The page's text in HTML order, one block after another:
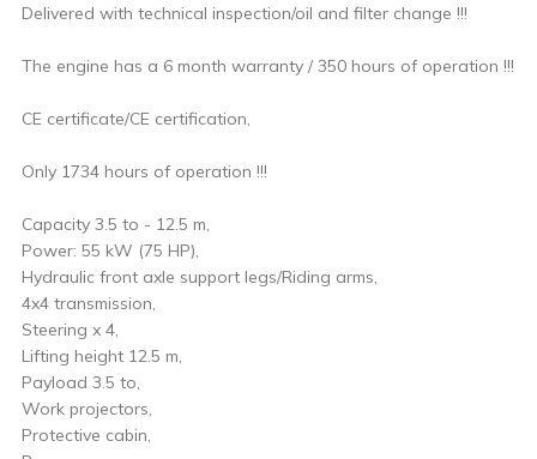
Delivered with technical inspection/oil and filter change !!!
The engine has a 6 month warranty / 350 hours of operation !!!
CE certificate/CE certification,
Only 1734 hours of operation !!!
Capacity 3.5 to - 12.5 m,
Power: 55 kW (75 HP),
Hydraulic front axle support legs/Riding arms,
4x4 transmission,
Steering x 4,
Lifting height 12.5 m,
Payload 3.5 to,
Work projectors,
Protective cabin,